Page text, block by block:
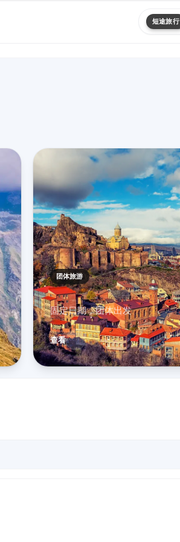
短途旅行
团体旅游
固定日期，团体出发
查看